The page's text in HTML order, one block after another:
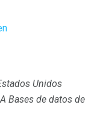
Unidos
Bases de datos de